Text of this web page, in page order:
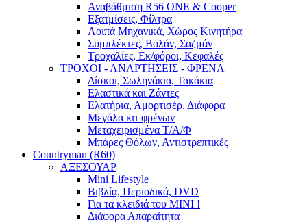
Αναβάθμιση R56 ONE & Cooper
Εξατμίσεις, Φίλτρα
Λοιπά Μηχανικά, Χώρος Κινητήρα
Συμπλέκτες, Βολάν, Σαζμάν
Τροχαλίες, Εκ/φόροι, Κεφαλές
ΤΡΟΧΟΙ - ΑΝΑΡΤΗΣΕΙΣ - ΦΡΕΝΑ
Δίσκοι, Σωληνάκια, Τακάκια
Ελαστικά και Ζάντες
Ελατήρια, Αμορτισέρ, Διάφορα
Μεγάλα κιτ φρένων
Μεταχειρισμένα Τ/Α/Φ
Μπάρες Θόλων, Αντιστρεπτικές
Countryman (R60)
ΑΞΕΣΟΥΑΡ
Mini Lifestyle
Βιβλία, Περιοδικά, DVD
Για τα κλειδιά του MINI !
Διάφορα Απαραίτητα